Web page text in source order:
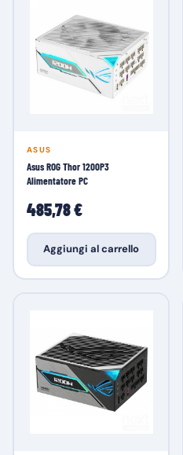
ASUS
Asus ROG Thor 1200P3
Alimentatore PC
485,78 €
Aggiungi al carrello